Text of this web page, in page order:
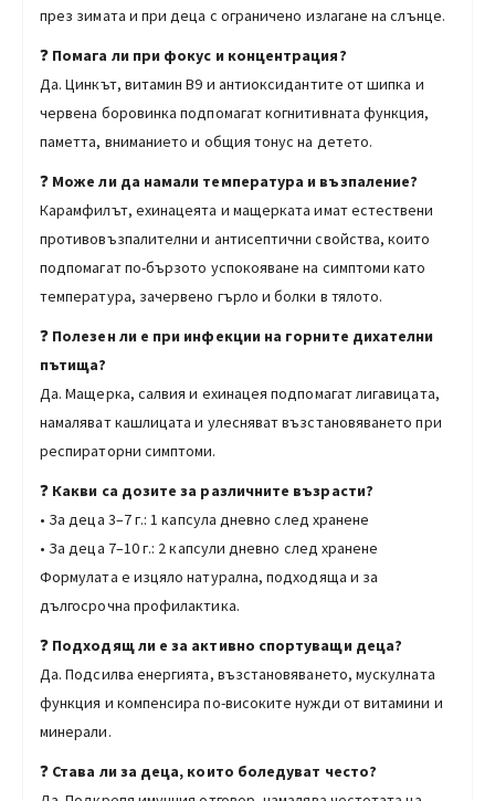
през зимата и при деца с ограничено излагане на слънце.
❓ Помага ли при фокус и концентрация?
Да. Цинкът, витамин B9 и антиоксидантите от шипка и
червена боровинка подпомагат когнитивната функция,
паметта, вниманието и общия тонус на детето.
❓ Може ли да намали температура и възпаление?
Карамфилът, ехинацеята и мащерката имат естествени
противовъзпалителни и антисептични свойства, които
подпомагат по-бързото успокояване на симптоми като
температура, зачервено гърло и болки в тялото.
❓ Полезен ли е при инфекции на горните дихателни
пътища?
Да. Мащерка, салвия и ехинацея подпомагат лигавицата,
намаляват кашлицата и улесняват възстановяването при
респираторни симптоми.
❓ Какви са дозите за различните възрасти?
• За деца 3–7 г.: 1 капсула дневно след хранене
• За деца 7–10 г.: 2 капсули дневно след хранене
Формулата е изцяло натурална, подходяща и за
дългосрочна профилактика.
❓ Подходящ ли е за активно спортуващи деца?
Да. Подсилва енергията, възстановяването, мускулната
функция и компенсира по-високите нужди от витамини и
минерали.
❓ Става ли за деца, които боледуват често?